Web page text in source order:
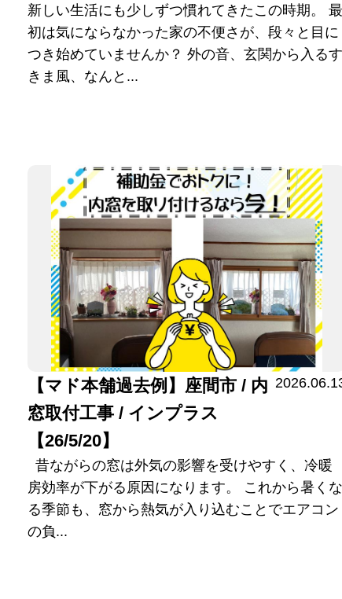
新しい生活にも少しずつ慣れてきたこの時期。 最
初は気にならなかった家の不便さが、段々と目に
つき始めていませんか？ 外の音、玄関から入るす
きま風、なんと...
【マド本舗過去例】座間市 / 内
窓取付工事 / インプラス
【26/5/20】
昔ながらの窓は外気の影響を受けやすく、冷暖
房効率が下がる原因になります。 これから暑くな
る季節も、窓から熱気が入り込むことでエアコン
の負...